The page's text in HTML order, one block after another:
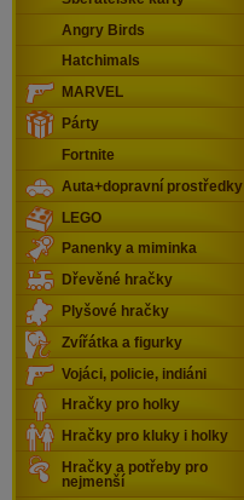
Angry Birds
Hatchimals
MARVEL
Párty
Fortnite
Auta+dopravní prostředky
LEGO
Panenky a miminka
Dřevěné hračky
Plyšové hračky
Zvířátka a figurky
Vojáci, policie, indiáni
Hračky pro holky
Hračky pro kluky i holky
Hračky a potřeby pro
nejmenší